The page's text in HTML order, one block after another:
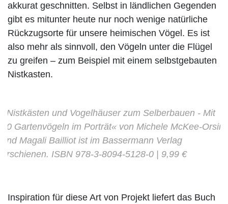
akkurat geschnitten. Selbst in ländlichen Gegenden
gibt es mitunter heute nur noch wenige natürliche
Rückzugsorte für unsere heimischen Vögel. Es ist
also mehr als sinnvoll, den Vögeln unter die Flügel
zu greifen – zum Beispiel mit einem selbstgebauten
Nistkasten.
»Nistkästen und Vogelhäuser zum Selberbauen - Mit
50 Gartenvögeln im Porträt« von Michele McKee-Orsini
und Magali Bailliot ist im Bassermann Verlag
erschienen. ISBN 978-3-8094-5128-0 | 9,99 €
Inspiration für diese Art von Projekt liefert das Buch